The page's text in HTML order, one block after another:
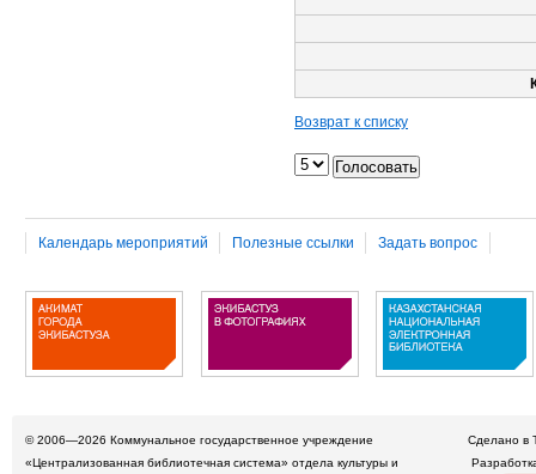
Возврат к списку
Календарь мероприятий Полезные ссылки Задать вопрос
© 2006—2026 Коммунальное государственное учреждение
«Централизованная библиотечная система» отдела культуры и
Сделано в